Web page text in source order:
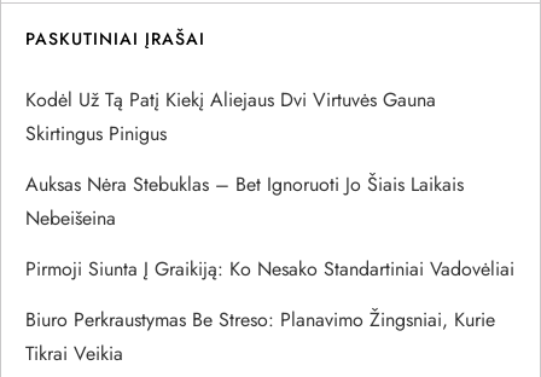
i
j
a
t
a
r
PASKUTINIAI ĮRAŠAI
Kodėl Už Tą Patį Kiekį Aliejaus Dvi Virtuvės Gauna
Skirtingus Pinigus
Auksas Nėra Stebuklas – Bet Ignoruoti Jo Šiais Laikais
Nebeišeina
Pirmoji Siunta Į Graikiją: Ko Nesako Standartiniai Vadovėliai
Biuro Perkraustymas Be Streso: Planavimo Žingsniai, Kurie
Tikrai Veikia